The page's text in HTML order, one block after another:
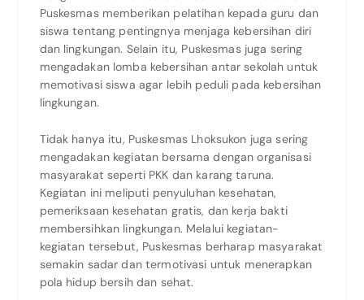
Puskesmas memberikan pelatihan kepada guru dan
siswa tentang pentingnya menjaga kebersihan diri
dan lingkungan. Selain itu, Puskesmas juga sering
mengadakan lomba kebersihan antar sekolah untuk
memotivasi siswa agar lebih peduli pada kebersihan
lingkungan.
Tidak hanya itu, Puskesmas Lhoksukon juga sering
mengadakan kegiatan bersama dengan organisasi
masyarakat seperti PKK dan karang taruna.
Kegiatan ini meliputi penyuluhan kesehatan,
pemeriksaan kesehatan gratis, dan kerja bakti
membersihkan lingkungan. Melalui kegiatan-
kegiatan tersebut, Puskesmas berharap masyarakat
semakin sadar dan termotivasi untuk menerapkan
pola hidup bersih dan sehat.